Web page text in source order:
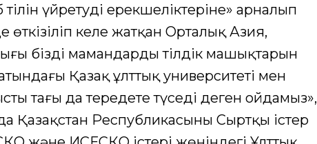
үйретудің ерекшеліктеріне» арналып
келе жатқан Орталық Азия,
біздің мамандардың тілдік машықтарын
Қазақ ұлттық университеті мен
тағы да тереңдете түседі деген ойдамыз»,
Республикасының Сыртқы істер